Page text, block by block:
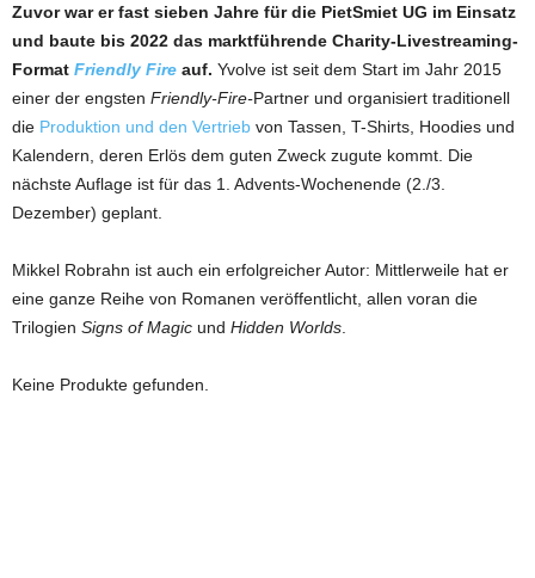
Zuvor war er fast sieben Jahre für die PietSmiet UG im Einsatz
und baute bis 2022 das marktführende Charity-Livestreaming-
Format Friendly Fire auf. Yvolve ist seit dem Start im Jahr 2015
einer der engsten Friendly-Fire-Partner und organisiert traditionell
die Produktion und den Vertrieb von Tassen, T-Shirts, Hoodies und
Kalendern, deren Erlös dem guten Zweck zugute kommt. Die
nächste Auflage ist für das 1. Advents-Wochenende (2./3.
Dezember) geplant.
Mikkel Robrahn ist auch ein erfolgreicher Autor: Mittlerweile hat er
eine ganze Reihe von Romanen veröffentlicht, allen voran die
Trilogien Signs of Magic und Hidden Worlds
Keine Produkte gefunden.